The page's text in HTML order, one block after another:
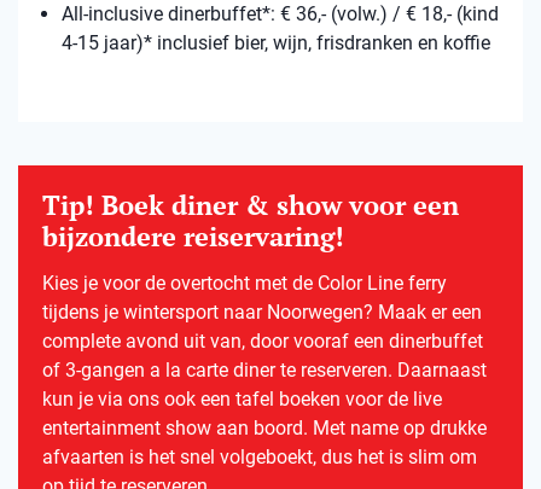
All-inclusive dinerbuffet*: € 36,- (volw.) / € 18,- (kind
4-15 jaar)* inclusief bier, wijn, frisdranken en koffie
Tip! Boek diner & show voor een
bijzondere reiservaring!
Kies je voor de overtocht met de Color Line ferry
tijdens je wintersport naar Noorwegen? Maak er een
complete avond uit van, door vooraf een dinerbuffet
of 3-gangen a la carte diner te reserveren. Daarnaast
kun je via ons ook een tafel boeken voor de live
entertainment show aan boord. Met name op drukke
afvaarten is het snel volgeboekt, dus het is slim om